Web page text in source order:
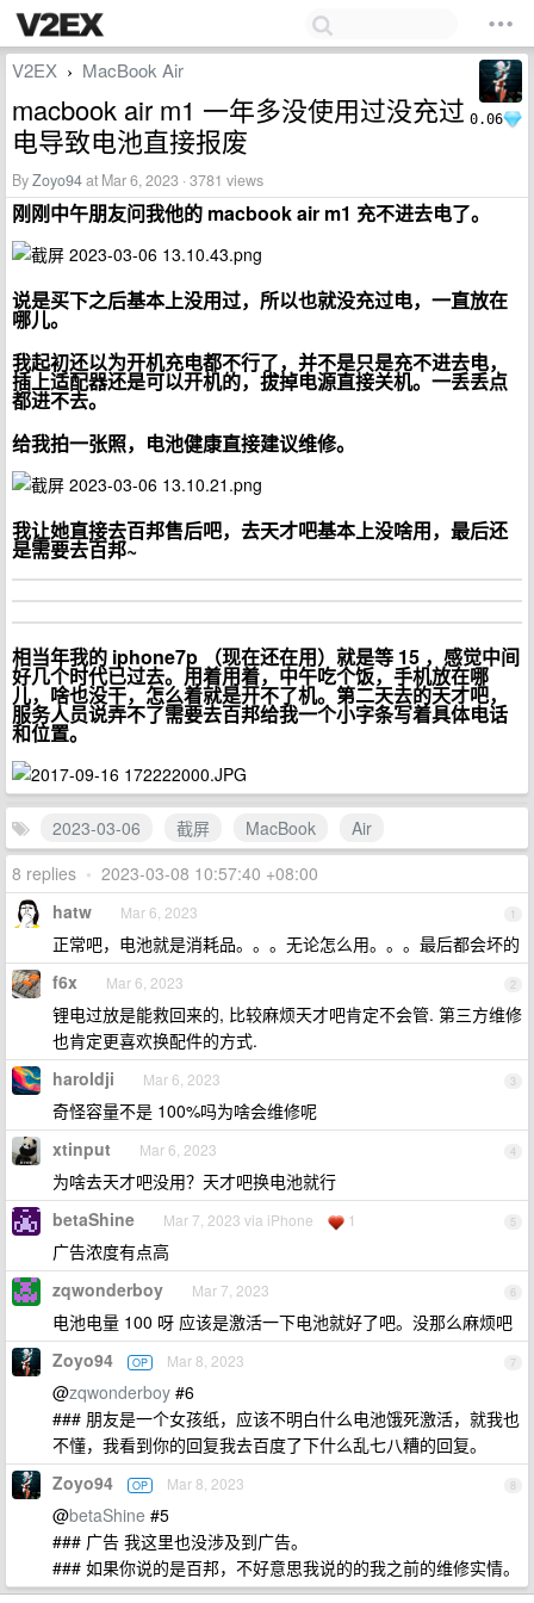
0.06
V2EX › MacBook Air
macbook air m1 一年多没使用过没充过
电导致电池直接报废
ByZoyo94at Mar 6, 2023 · 3781 views
刚刚中午朋友问我他的 macbook air m1 充不进去电了。
说是买下之后基本上没用过，所以也就没充过电，一直放在
哪儿。
我起初还以为开机充电都不行了，并不是只是充不进去电，
插上适配器还是可以开机的，拔掉电源直接关机。一丢丢点
都进不去。
给我拍一张照，电池健康直接建议维修。
我让她直接去百邦售后吧，去天才吧基本上没啥用，最后还
是需要去百邦~
相当年我的 iphone7p （现在还在用）就是等 15 ，感觉中间
好几个时代已过去。用着用着，中午吃个饭，手机放在哪
儿，啥也没干，怎么着就是开不了机。第二天去的天才吧，
服务人员说弄不了需要去百邦给我一个小字条写着具体电话
和位置。
2023-03-06 截屏 MacBook
Air
8 replies • 2023-03-08 10:57:40 +08:00
1
hatw Mar 6, 2023
正常吧，电池就是消耗品。。。无论怎么用。。。最后都会坏的
2
f6x Mar 6, 2023
锂电过放是能救回来的, 比较麻烦天才吧肯定不会管. 第三方维修
也肯定更喜欢换配件的方式.
3
haroldji Mar 6, 2023
奇怪容量不是 100%吗为啥会维修呢
4
xtinput Mar 6, 2023
为啥去天才吧没用？天才吧换电池就行
5
betaShine Mar 7, 2023 via iPhone 1
广告浓度有点高
6
zqwonderboy Mar 7, 2023
电池电量 100 呀 应该是激活一下电池就好了吧。没那么麻烦吧
7
Zoyo94 OP Mar 8, 2023
@zqwonderboy #6
### 朋友是一个女孩纸，应该不明白什么电池饿死激活，就我也
不懂，我看到你的回复我去百度了下什么乱七八糟的回复。
8
Zoyo94 OP Mar 8, 2023
@betaShine #5
### 广告 我这里也没涉及到广告。
### 如果你说的是百邦，不好意思我说的的我之前的维修实情。